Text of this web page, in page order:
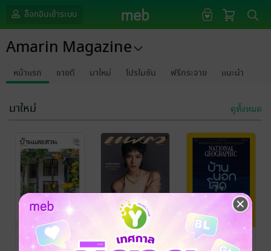
ล็อกอินเข้าระบบ
Amarin Magazine
หน้าแรก ขายดี มาใหม่ โปรโมชัน ฟรีกระจาย แนะนำ
มาใหม่ ดูทั้งหมด
บ้านและสวน
No. 599
แพรว No. 1030
ทีมงาน แพรว/
National
Geographic